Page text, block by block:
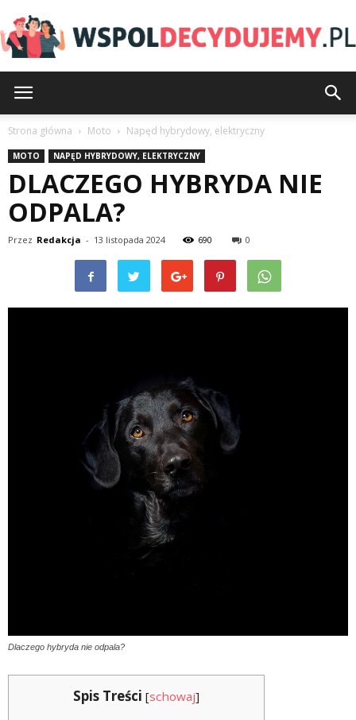
Strona główna Moto Napęd hybrydowy, elektryczny
MOTO NAPĘD HYBRYDOWY, ELEKTRYCZNY
DLACZEGO HYBRYDA NIE
ODPALA?
Przez Redakcja - 13 listopada 2024 690 0
Dlaczego hybryda nie odpala?
Spis Treści [schowaj]